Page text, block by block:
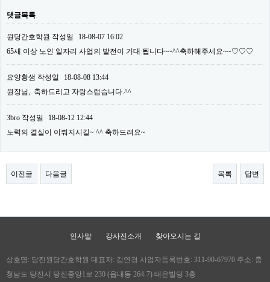
댓글목록
원당간호학원 작성일
18-08-07 16:02
65세 이상 노인 일자리 사업의 발전이 기대 됩니다~~^^축하해주세요~~♡♡♡
요양황샘 작성일
18-08-08 13:44
원장님, 축하드리고 자랑스럽습니다.^^
3bro 작성일
18-08-12 12:44
노력의 결실이 이뤄지시길~ ^^ 축하드려요~
이전글 다음글 목록 답변
인사말 강사진소개 찾아오시는 길
상호명: 당진원당간호학원 대표자: 김연경 사업자등록번호: 311-90-67970 주소: 충
청남도 당진시 당진중앙1로 230 (읍내동 264-7) 태은빌딩 3층